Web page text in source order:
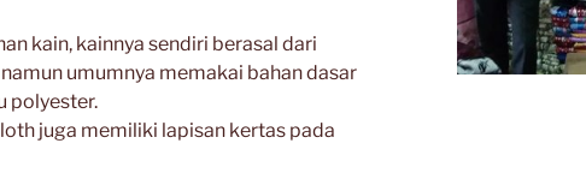
kain, kainnya sendiri berasal dari
umumnya memakai bahan dasar
polyester.
juga memiliki lapisan kertas pada